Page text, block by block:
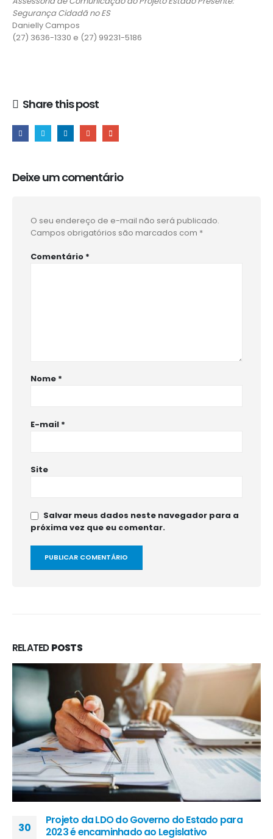
Segurança Cidadã no ES
Danielly Campos
(27) 3636-1330 e (27) 99231-5186
Share this post
Deixe um comentário
O seu endereço de e-mail não será publicado.
Campos obrigatórios são marcados com *
Comentário *
Nome *
E-mail *
Site
Salvar meus dados neste navegador para a
próxima vez que eu comentar.
RELATEDPOSTS
30
Projeto da LDO do Governo do Estado para
2023 é encaminhado ao Legislativo